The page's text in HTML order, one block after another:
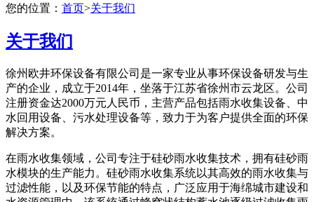
您的位置： 首页>关于我们
关于我们
徐州欧井环保设备有限公司是一家专业从事环保设备研发与生
产的企业，成立于2014年，坐落于江苏省徐州市云龙区。公司
注册资金达2000万元人民币，主营产品包括雨水收集设备、中
水回用设备、污水处理设备等，致力于为客户提供全面的环保
解决方案。
在雨水收集领域，公司专注于硅砂雨水收集技术，拥有硅砂雨
水模块的生产能力。硅砂雨水收集系统以其高效的雨水收集与
过滤性能，以及环保节能的特点，广泛应用于海绵城市建设和